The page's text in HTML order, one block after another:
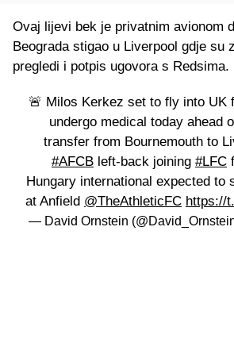
Ovaj lijevi bek je privatnim avionom
Beograda stigao u Liverpool gdje su
pregledi i potpis ugovora s Redsima.
🚨 Milos Kerkez set to fly into UK
undergo medical today ahead
transfer from Bournemouth to
#AFCB left-back joining #LFC
Hungary international expected to
at Anfield @TheAthleticFC https://
— David Ornstein